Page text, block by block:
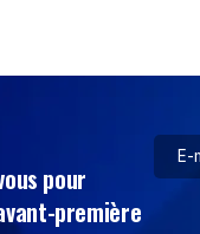
pour
première